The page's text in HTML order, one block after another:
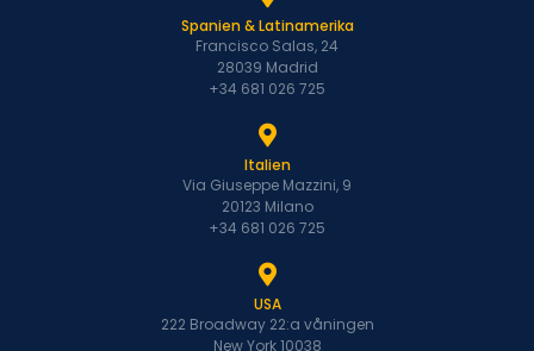
Spanien & Latinamerika
Francisco Salas, 24
28039 Madrid
+34 681 026 725
Italien
Via Giuseppe Mazzini, 9
20123 Milano
+34 681 026 725
USA
222 Broadway 22:a våningen
New York 10038